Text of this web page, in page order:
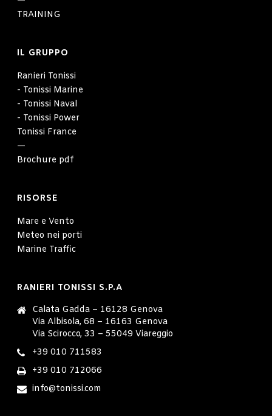
TRAINING
IL GRUPPO
Ranieri Tonissi
- Tonissi Marine
- Tonissi Naval
- Tonissi Power
Tonissi France
—
Brochure pdf
RISORSE
Mare e Vento
Meteo nei porti
Marine Traffic
RANIERI TONISSI S.P.A
Calata Gadda – 16128 Genova
Via Albisola, 68 – 16163 Genova
Via Scirocco, 33 – 55049 Viareggio
+39 010 711583
+39 010 712066
info@tonissi.com